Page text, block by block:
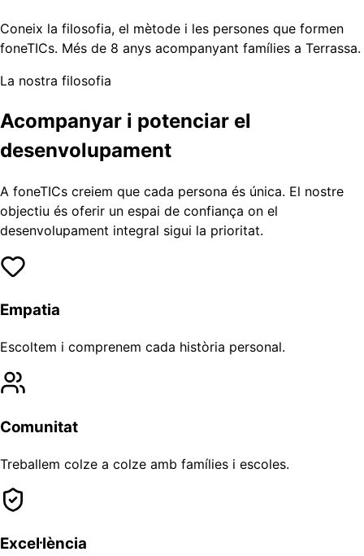
Coneix la filosofia, el mètode i les persones que formen
foneTICs. Més de 8 anys acompanyant famílies a Terrassa.
La nostra filosofia
Acompanyar i potenciar el
desenvolupament
A foneTICs creiem que cada persona és única. El nostre
objectiu és oferir un espai de confiança on el
desenvolupament integral sigui la prioritat.
Empatia
Escoltem i comprenem cada història personal.
Comunitat
Treballem colze a colze amb famílies i escoles.
Excel·lència